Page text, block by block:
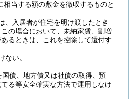
相当する額の敷金を徴収するものと
、入居者が住宅を明け渡したとき
この場合において、未納家賃、割増
るときは、これを控除して還付す
ない。
国債、地方債又は社債の取得、預
る等安全確実な方法で運用しなけ